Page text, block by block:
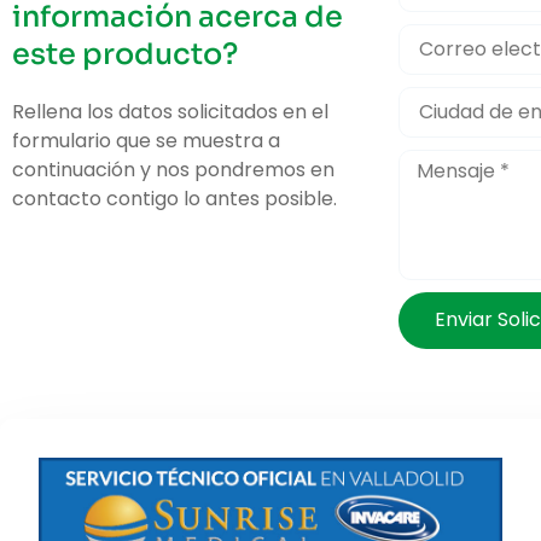
información acerca de
este producto?
Rellena los datos solicitados en el
formulario que se muestra a
continuación y nos pondremos en
contacto contigo lo antes posible.
Enviar